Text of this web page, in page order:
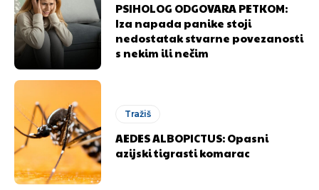
Pusti priču da živi!
Ovim putem želimo da vam se zahvalimo što ste
odlučili da pustite Vašu priču da živi, Redakcija
Objavi.ba
Pusti priču da živi!
Ovim putem želimo da vam se zahvalimo što ste
odlučili da pustite Vašu priču da živi, Redakcija
Objavi.ba
PSIHOLOG ODGOVARA PETKOM:
Iza napada panike stoji
nedostatak stvarne povezanosti
s nekim ili nečim
Tražiš
AEDES ALBOPICTUS: Opasni
azijski tigrasti komarac